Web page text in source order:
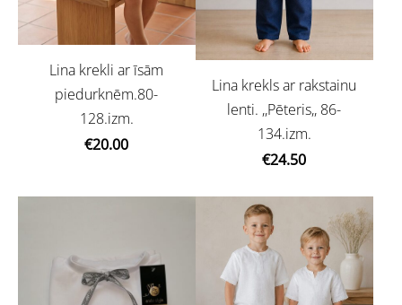
Lina krekli ar īsām
piedurknēm.80-
128.izm.
€20.00
Lina krekls ar rakstainu
lenti. ,,Pēteris,, 86-
134.izm.
€24.50